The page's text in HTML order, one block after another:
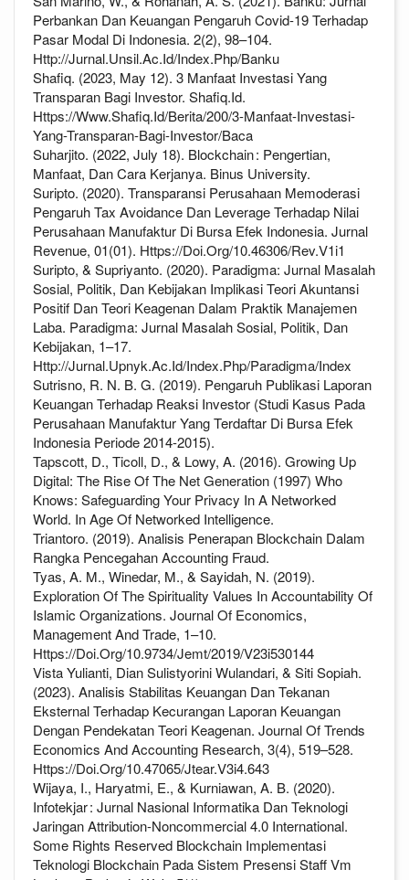
Perbankan Dan Keuangan Pengaruh Covid-19 Terhadap
Pasar Modal Di Indonesia. 2(2), 98–104.
Http://Jurnal.Unsil.Ac.Id/Index.Php/Banku
Shafiq. (2023, May 12). 3 Manfaat Investasi Yang
Transparan Bagi Investor. Shafiq.Id.
Https://Www.Shafiq.Id/Berita/200/3-Manfaat-Investasi-
Yang-Transparan-Bagi-Investor/Baca
Suharjito. (2022, July 18). Blockchain : Pengertian,
Manfaat, Dan Cara Kerjanya. Binus University.
Suripto. (2020). Transparansi Perusahaan Memoderasi
Pengaruh Tax Avoidance Dan Leverage Terhadap Nilai
Perusahaan Manufaktur Di Bursa Efek Indonesia. Jurnal
Revenue, 01(01). Https://Doi.Org/10.46306/Rev.V1i1
Suripto, & Supriyanto. (2020). Paradigma: Jurnal Masalah
Sosial, Politik, Dan Kebijakan Implikasi Teori Akuntansi
Positif Dan Teori Keagenan Dalam Praktik Manajemen
Laba. Paradigma: Jurnal Masalah Sosial, Politik, Dan
Kebijakan, 1–17.
Http://Jurnal.Upnyk.Ac.Id/Index.Php/Paradigma/Index
Sutrisno, R. N. B. G. (2019). Pengaruh Publikasi Laporan
Keuangan Terhadap Reaksi Investor (Studi Kasus Pada
Perusahaan Manufaktur Yang Terdaftar Di Bursa Efek
Indonesia Periode 2014-2015).
Tapscott, D., Ticoll, D., & Lowy, A. (2016). Growing Up
Digital: The Rise Of The Net Generation (1997) Who
Knows: Safeguarding Your Privacy In A Networked
World. In Age Of Networked Intelligence.
Triantoro. (2019). Analisis Penerapan Blockchain Dalam
Rangka Pencegahan Accounting Fraud.
Tyas, A. M., Winedar, M., & Sayidah, N. (2019).
Exploration Of The Spirituality Values In Accountability Of
Islamic Organizations. Journal Of Economics,
Management And Trade, 1–10.
Https://Doi.Org/10.9734/Jemt/2019/V23i530144
Vista Yulianti, Dian Sulistyorini Wulandari, & Siti Sopiah.
(2023). Analisis Stabilitas Keuangan Dan Tekanan
Eksternal Terhadap Kecurangan Laporan Keuangan
Dengan Pendekatan Teori Keagenan. Journal Of Trends
Economics And Accounting Research, 3(4), 519–528.
Https://Doi.Org/10.47065/Jtear.V3i4.643
Wijaya, I., Haryatmi, E., & Kurniawan, A. B. (2020).
Infotekjar : Jurnal Nasional Informatika Dan Teknologi
Jaringan Attribution-Noncommercial 4.0 International.
Some Rights Reserved Blockchain Implementasi
Teknologi Blockchain Pada Sistem Presensi Staff Vm